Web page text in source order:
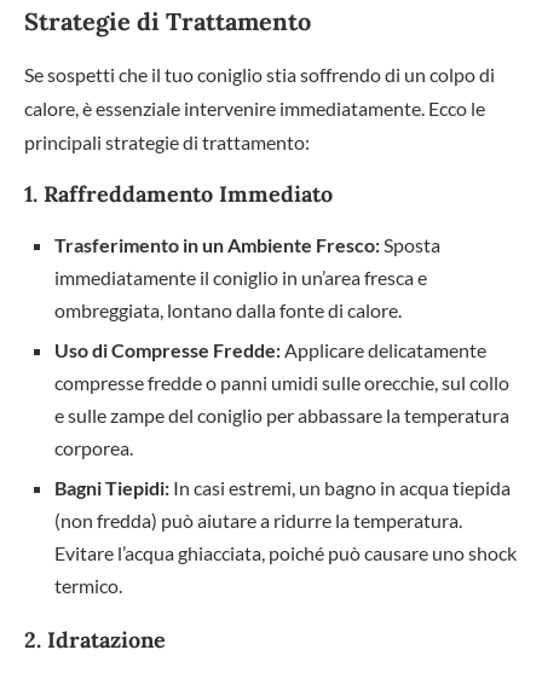
Strategie di Trattamento
Se sospetti che il tuo coniglio stia soffrendo di un colpo di
calore, è essenziale intervenire immediatamente. Ecco le
principali strategie di trattamento:
1. Raffreddamento Immediato
Trasferimento in un Ambiente Fresco:Sposta
immediatamente il coniglio in un’area fresca e
ombreggiata, lontano dalla fonte di calore.
Uso di Compresse Fredde:Applicare delicatamente
compresse fredde o panni umidi sulle orecchie, sul collo
e sulle zampe del coniglio per abbassare la temperatura
corporea.
Bagni Tiepidi: In casi estremi, un bagno in acqua tiepida
(non fredda) può aiutare a ridurre la temperatura.
Evitare l’acqua ghiacciata, poiché può causare uno shock
termico.
2. Idratazione